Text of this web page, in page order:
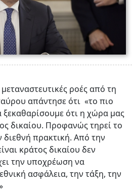
ροές από τη
απάντησε ότι «το πιο
ξεκαθαρίσουμε ότι η χώρα μας
δικαίου. Προφανώς τηρεί το
διεθνή πρακτική. Από την
κράτος δικαίου δεν
την υποχρέωση να
ασφάλεια, την τάξη, την